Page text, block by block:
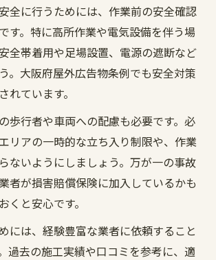
全に行うためには、作業前の安全確認
す。特に高所作業や電気設備を伴う場
全帯着用や足場設置、電源の遮断など
。大阪府屋外広告物条例でも安全対策
れています。
歩行者や車両への配慮も必要です。必
リアの一時的な立ち入り制限や、作業
ないようにしましょう。万が一の事故
者が損害賠償保険に加入しているかも
くと安心です。
には、経験豊富な業者に依頼すること
過去の施工実績や口コミを参考に、適